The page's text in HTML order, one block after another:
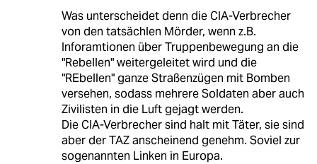
Was unterscheidet denn die CIA-Verbrecher
von den tatsächlen Mörder, wenn z.B.
Inforamtionen über Truppenbewegung an die
"Rebellen" weitergeleitet wird und die
"REbellen" ganze Straßenzügen mit Bomben
versehen, sodass mehrere Soldaten aber auch
Zivilisten in die Luft gejagt werden.
Die CIA-Verbrecher sind halt mit Täter, sie sind
aber der TAZ anscheinend genehm. Soviel zur
sogenannten Linken in Europa.